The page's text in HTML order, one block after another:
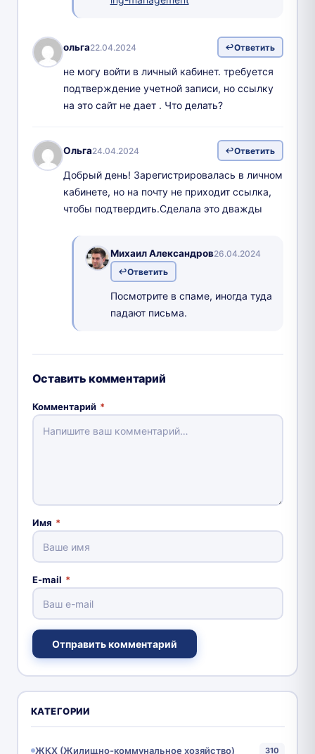
ольга22.04.2024 Ответить
не могу войти в личный кабинет. требуется
подтверждение учетной записи, но ссылку
на это сайт не дает . Что делать?
Ольга24.04.2024 Ответить
Добрый день! Зарегистрировалась в личном
кабинете, но на почту не приходит ссылка,
чтобы подтвердить.Сделала это дважды
Михаил Александров26.04.2024
Ответить
Посмотрите в спаме, иногда туда
падают письма.
Оставить комментарий
Комментарий *
Имя *
E-mail *
Отправить комментарий
КАТЕГОРИИ
ЖКХ (Жилищно-коммунальное хозяйство) 310